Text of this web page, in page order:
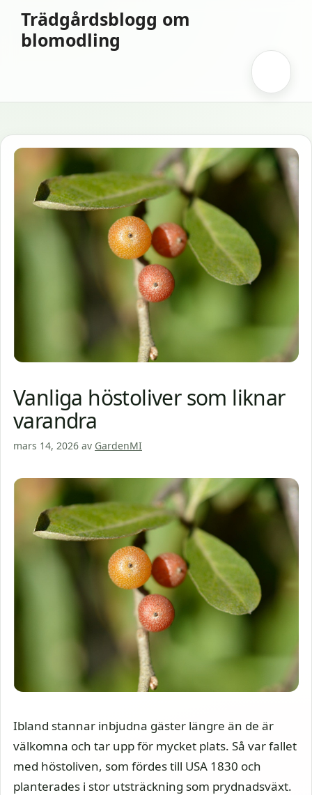
innehåll
Trädgårdsblogg om
blomodling
Vanliga höstoliver som liknar
varandra
mars 14, 2026 av GardenMI
Ibland stannar inbjudna gäster längre än de är
välkomna och tar upp för mycket plats. Så var fallet
med höstoliven, som fördes till USA 1830 och
planterades i stor utsträckning som prydnadsväxt.